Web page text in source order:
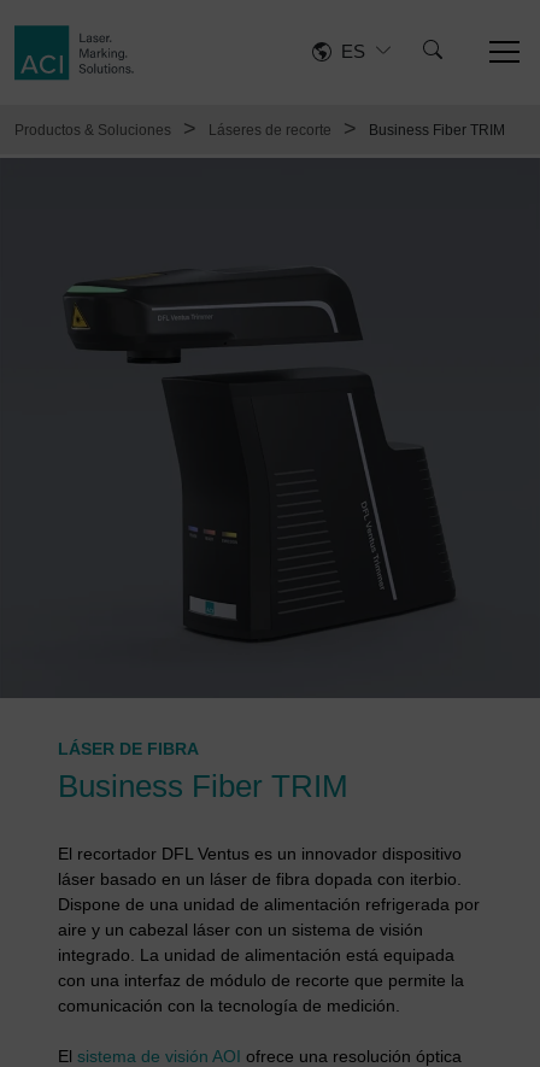
ES
Productos & Soluciones > Láseres de recorte > Business Fiber TRIM
LÁSER DE FIBRA
Business Fiber TRIM
El recortador DFL Ventus es un innovador dispositivo
láser basado en un láser de fibra dopada con iterbio.
Dispone de una unidad de alimentación refrigerada por
aire y un cabezal láser con un sistema de visión
integrado. La unidad de alimentación está equipada
con una interfaz de módulo de recorte que permite la
comunicación con la tecnología de medición.
El sistema de visión AOI ofrece una resolución óptica